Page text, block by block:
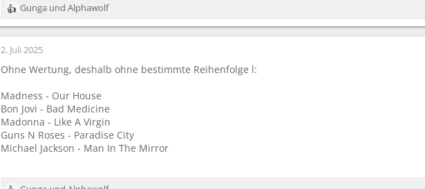
R
e
a
k
i
n
e
n
:
Gunga und Alphawolf
2. Juli 2025
Ohne Wertung, deshalb ohne bestimmte Reihenfolge l:
Madness - Our House
Bon Jovi - Bad Medicine
Madonna - Like A Virgin
Guns N Roses - Paradise City
Michael Jackson - Man In The Mirror